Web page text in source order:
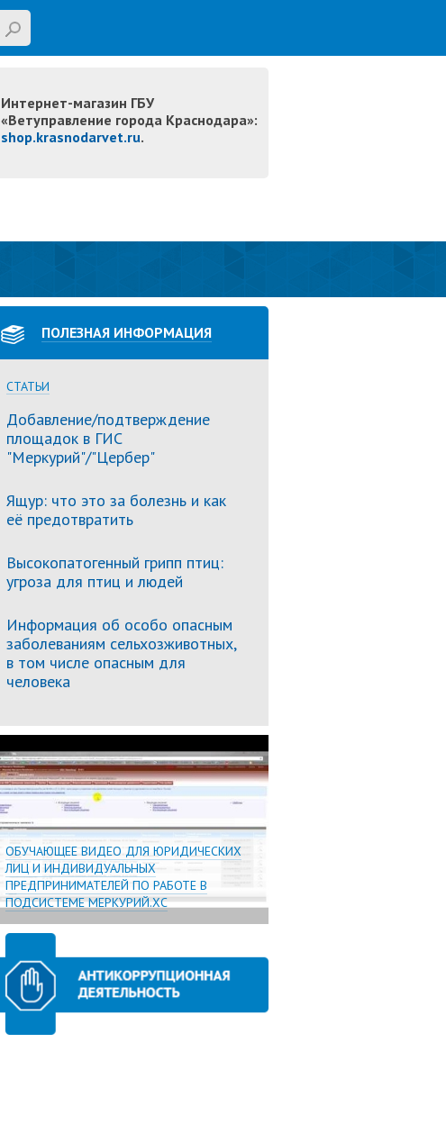
Интернет-магазин ГБУ
«Ветуправление города Краснодара»:
shop.krasnodarvet.ru.
ПОЛЕЗНАЯ ИНФОРМАЦИЯ
СТАТЬИ
Добавление/подтверждение
площадок в ГИС
"Меркурий"/"Цербер"
Ящур: что это за болезнь и как
её предотвратить
Высокопатогенный грипп птиц:
угроза для птиц и людей
Информация об особо опасным
заболеваниям сельхозживотных,
в том числе опасным для
человека
ОБУЧАЮЩЕЕ ВИДЕО ДЛЯ ЮРИДИЧЕСКИХ
ЛИЦ И ИНДИВИДУАЛЬНЫХ
ПРЕДПРИНИМАТЕЛЕЙ ПО РАБОТЕ В
ПОДСИСТЕМЕ МЕРКУРИЙ.ХС